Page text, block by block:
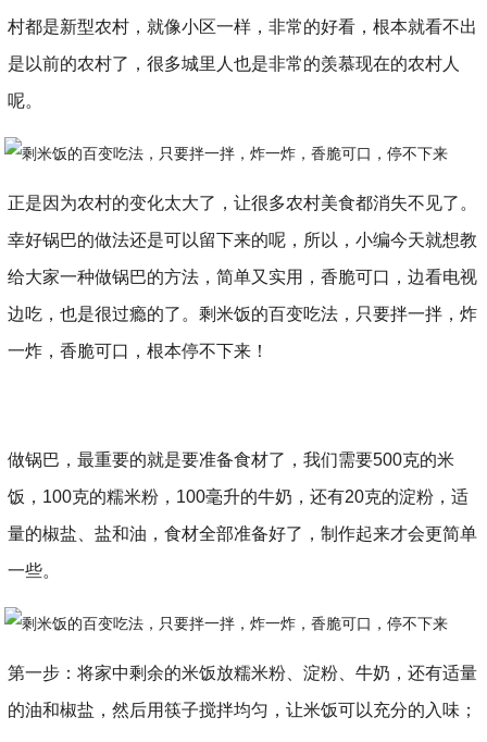
村都是新型农村，就像小区一样，非常的好看，根本就看不出
是以前的农村了，很多城里人也是非常的羡慕现在的农村人
呢。
正是因为农村的变化太大了，让很多农村美食都消失不见了。
幸好锅巴的做法还是可以留下来的呢，所以，小编今天就想教
给大家一种做锅巴的方法，简单又实用，香脆可口，边看电视
边吃，也是很过瘾的了。剩米饭的百变吃法，只要拌一拌，炸
一炸，香脆可口，根本停不下来！
做锅巴，最重要的就是要准备食材了，我们需要500克的米
饭，100克的糯米粉，100毫升的牛奶，还有20克的淀粉，适
量的椒盐、盐和油，食材全部准备好了，制作起来才会更简单
一些。
第一步：将家中剩余的米饭放糯米粉、淀粉、牛奶，还有适量
的油和椒盐，然后用筷子搅拌均匀，让米饭可以充分的入味；